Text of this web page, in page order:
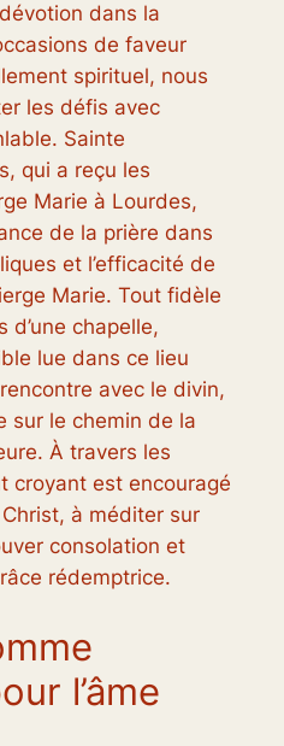
dans la
de faveur
spirituel, nous
les défis avec
Sainte
qui a reçu les
Marie à Lourdes,
de la prière dans
et l’efficacité de
Marie. Tout fidèle
chapelle,
lue dans ce lieu
avec le divin,
sur le chemin de la
À travers les
croyant est encouragé
à méditer sur
consolation et
rédemptrice.
l’âme